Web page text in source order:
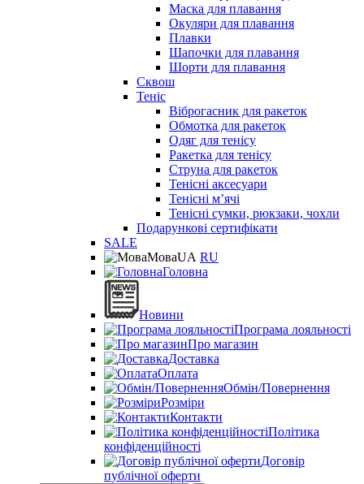
Маска для плавання
Окуляри для плавання
Плавки
Шапочки для плавання
Шорти для плавання
Сквош
Теніс
Віброгасник для ракеток
Обмотка для ракеток
Одяг для тенісу
Ракетка для тенісу
Струна для ракеток
Тенісні аксесуари
Тенісні мʼячі
Тенісні сумки, рюкзаки, чохли
Подарункові сертифікати
SALE
МоваUA RU
Головна
Новини
Програма лояльності
Про магазин
Доставка
Оплата
Обмін/Повернення
Розміри
Контакти
Політика
конфіденційності
Договір
публічної оферти